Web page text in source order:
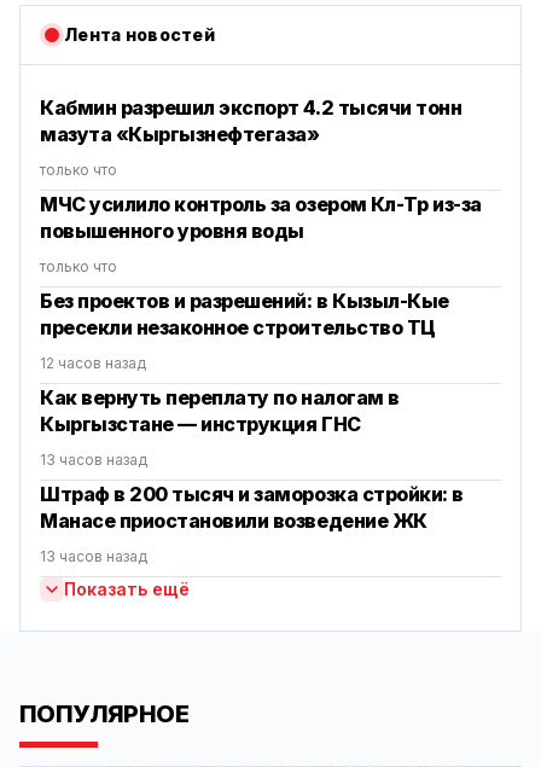
Лента новостей
Кабмин разрешил экспорт 4.2 тысячи тонн
мазута «Кыргызнефтегаза»
только что
МЧС усилило контроль за озером Көл-Төр из-за
повышенного уровня воды
только что
Без проектов и разрешений: в Кызыл-Кые
пресекли незаконное строительство ТЦ
12 часов назад
Как вернуть переплату по налогам в
Кыргызстане — инструкция ГНС
13 часов назад
Штраф в 200 тысяч и заморозка стройки: в
Манасе приостановили возведение ЖК
13 часов назад
Показать ещё
ПОПУЛЯРНОЕ